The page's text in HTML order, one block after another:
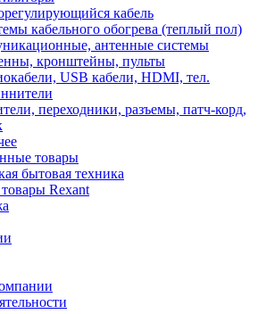
кабель
кабельного обогрева (теплый пол)
антенные системы
кронштейны, пульты
USB кабели, HDMI, тел.
переходники, разъемы, патч-корд,
товары
бытовая техника
Rexant